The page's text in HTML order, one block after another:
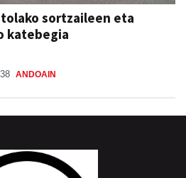
sortzaileen eta
katebegia
ANDOAIN